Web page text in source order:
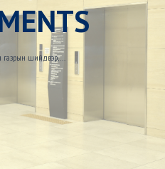
газрын шийдвэр,...